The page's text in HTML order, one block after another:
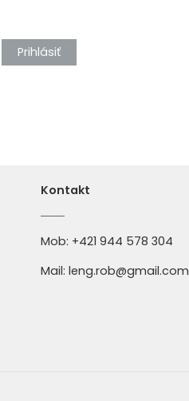
Prihlásiť
Kontakt
Mob: +421 944 578 304
Mail: leng.rob@gmail.com